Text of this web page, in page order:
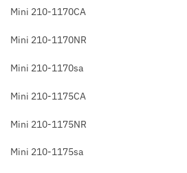
Mini 210-1170CA
Mini 210-1170NR
Mini 210-1170sa
Mini 210-1175CA
Mini 210-1175NR
Mini 210-1175sa